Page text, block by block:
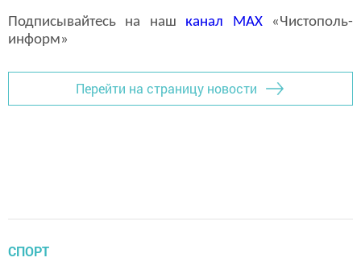
Подписывайтесь на наш канал MAX«Чистополь-
информ»
Перейти на страницу новости
СПОРТ